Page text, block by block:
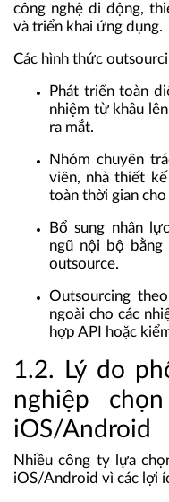
công nghệ di động,
và triển khai ứng dụng.
Các hình thức
Phát triển toàn
nhiệm từ khâu
ra mắt.
Nhóm chuyên
viên, nhà thiết
toàn thời gian cho
Bổ sung nhân
ngũ nội bộ bằng
outsource.
Outsourcing
ngoài cho các
hợp API hoặc
1.2. Lý do
nghiệp
iOS/Android
Nhiều công ty lựa
iOS/Android vì các lợi